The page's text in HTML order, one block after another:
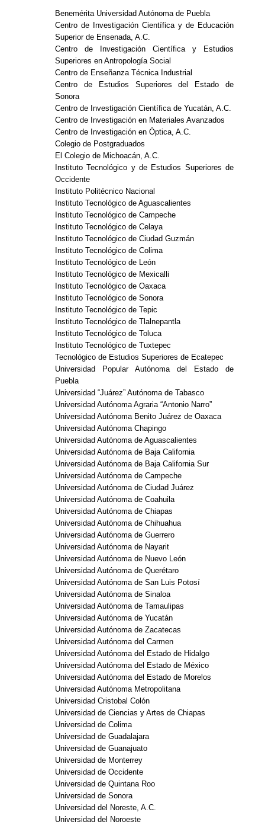
Benemérita Universidad Autónoma de Puebla
Centro de Investigación Científica y de Educación
Superior de Ensenada, A.C.
Centro de Investigación Científica y Estudios
Superiores en Antropología Social
Centro de Enseñanza Técnica Industrial
Centro de Estudios Superiores del Estado de
Sonora
Centro de Investigación Científica de Yucatán, A.C.
Centro de Investigación en Materiales Avanzados
Centro de Investigación en Óptica, A.C.
Colegio de Postgraduados
El Colegio de Michoacán, A.C.
Instituto Tecnológico y de Estudios Superiores de
Occidente
Instituto Politécnico Nacional
Instituto Tecnológico de Aguascalientes
Instituto Tecnológico de Campeche
Instituto Tecnológico de Celaya
Instituto Tecnológico de Ciudad Guzmán
Instituto Tecnológico de Colima
Instituto Tecnológico de León
Instituto Tecnológico de Mexicalli
Instituto Tecnológico de Oaxaca
Instituto Tecnológico de Sonora
Instituto Tecnológico de Tepic
Instituto Tecnológico de Tlalnepantla
Instituto Tecnológico de Toluca
Instituto Tecnológico de Tuxtepec
Tecnológico de Estudios Superiores de Ecatepec
Universidad Popular Autónoma del Estado de
Puebla
Universidad “Juárez” Autónoma de Tabasco
Universidad Autónoma Agraria “Antonio Narro”
Universidad Autónoma Benito Juárez de Oaxaca
Universidad Autónoma Chapingo
Universidad Autónoma de Aguascalientes
Universidad Autónoma de Baja California
Universidad Autónoma de Baja California Sur
Universidad Autónoma de Campeche
Universidad Autónoma de Ciudad Juárez
Universidad Autónoma de Coahuila
Universidad Autónoma de Chiapas
Universidad Autónoma de Chihuahua
Universidad Autónoma de Guerrero
Universidad Autónoma de Nayarit
Universidad Autónoma de Nuevo León
Universidad Autónoma de Querétaro
Universidad Autónoma de San Luis Potosí
Universidad Autónoma de Sinaloa
Universidad Autónoma de Tamaulipas
Universidad Autónoma de Yucatán
Universidad Autónoma de Zacatecas
Universidad Autónoma del Carmen
Universidad Autónoma del Estado de Hidalgo
Universidad Autónoma del Estado de México
Universidad Autónoma del Estado de Morelos
Universidad Autónoma Metropolitana
Universidad Cristobal Colón
Universidad de Ciencias y Artes de Chiapas
Universidad de Colima
Universidad de Guadalajara
Universidad de Guanajuato
Universidad de Monterrey
Universidad de Occidente
Universidad de Quintana Roo
Universidad de Sonora
Universidad del Noreste, A.C.
Universidad del Noroeste